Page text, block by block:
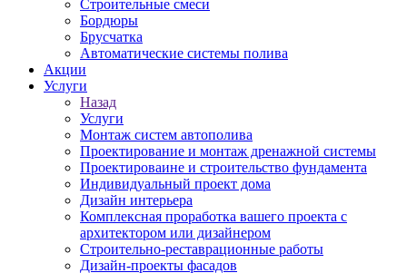
Строительные смеси
Бордюры
Брусчатка
Автоматические системы полива
Акции
Услуги
Назад
Услуги
Монтаж систем автополива
Проектирование и монтаж дренажной системы
Проектироваине и строительство фундамента
Индивидуальный проект дома
Дизайн интерьера
Комплексная проработка вашего проекта с
архитектором или дизайнером
Строительно-реставрационные работы
Дизайн-проекты фасадов